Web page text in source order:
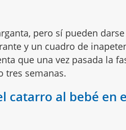
pero sí pueden
y un cuadro de
que una vez pasada la
tres semanas.
catarro al bebé en